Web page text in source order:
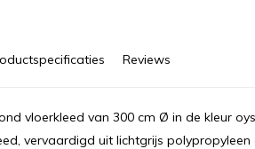
Reviews
vloerkleed van 300 cm Ø in de kleur
vervaardigd uit lichtgrijs